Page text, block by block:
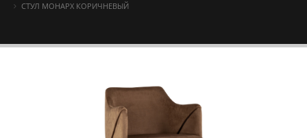
СТУЛ МОНАРХ КОРИЧНЕВЫЙ